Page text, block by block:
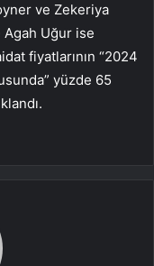
ve Zekeriya
Agah Uğur ise
fiyatlarının “2024
yüzde 65